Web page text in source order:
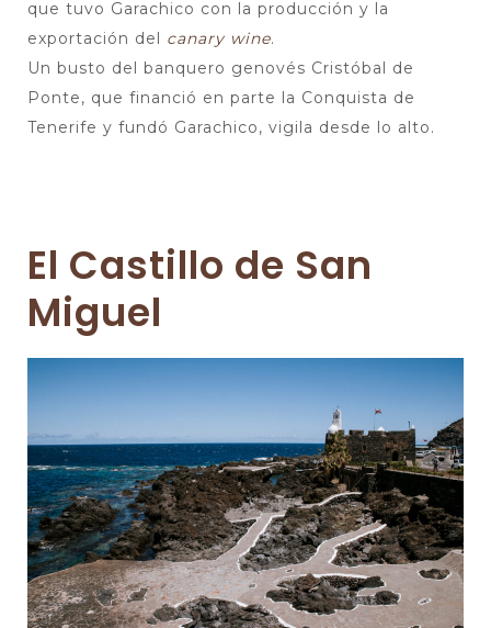
que tuvo Garachico con la producción y la
exportación del canary wine.
Un busto del banquero genovés Cristóbal de
Ponte, que financió en parte la Conquista de
Tenerife y fundó Garachico, vigila desde lo alto.
El Castillo de San
Miguel